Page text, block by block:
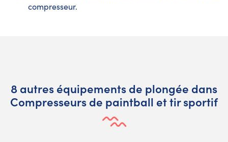
compresseur.
8 autres équipements de plongée dans
Compresseurs de paintball et tir sportif